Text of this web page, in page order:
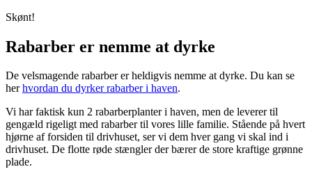
Skønt!
Rabarber er nemme at dyrke
De velsmagende rabarber er heldigvis nemme at dyrke. Du kan se
herhvordan du dyrker rabarber i haven.
Vi har faktisk kun 2 rabarberplanter i haven, men de leverer til
gengæld rigeligt med rabarber til vores lille familie. Stående på hvert
hjørne af forsiden til drivhuset, ser vi dem hver gang vi skal ind i
drivhuset. De flotte røde stængler der bærer de store kraftige grønne
plade.